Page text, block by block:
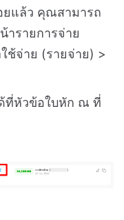
ยแล้ว คุณสามารถ
รายการจ่าย
ช้จ่าย (รายจ่าย) >
ที่หัวข้อใบหัก ณ ที่